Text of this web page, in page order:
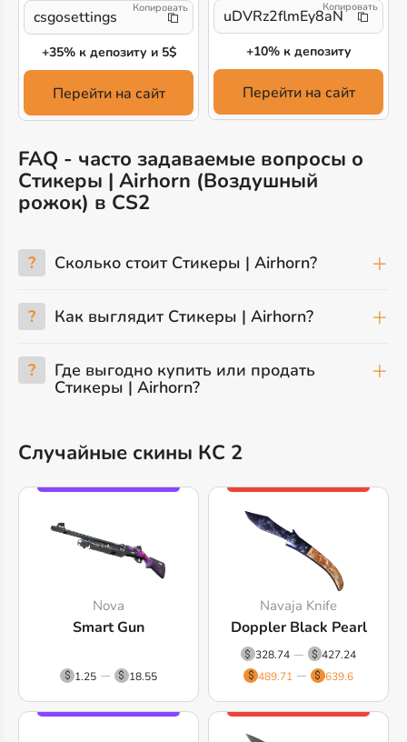
csgosettings
+35% к депозиту и 5$
Перейти на сайт
uDVRz2flmEy8aN1
+10% к депозиту
Перейти на сайт
FAQ - часто задаваемые вопросы о
Стикеры | Airhorn (Воздушный
рожок) в CS2
? Сколько стоит Стикеры | Airhorn?
? Как выглядит Стикеры | Airhorn?
? Где выгодно купить или продать
Стикеры | Airhorn?
Случайные скины КС 2
Nova
Smart Gun
1.25 18.55
Navaja Knife
Doppler Black Pearl
328.74
427.24
489.71
639.6